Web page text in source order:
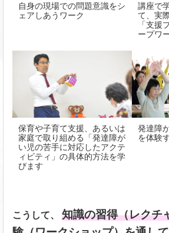
自身の現場での問題意識をシ
ェアしあうワーク
講座で
て、実
「支援
ープワ
保育や子育て支援、あるいは
家庭で取り組める「発達障が
い児の苦手に対応したアクテ
ィビティ」の具体的方法を学
びます
発達障
を体験
こうして、 知識の習得（レクチ